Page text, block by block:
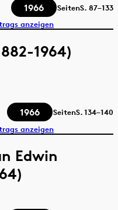
1966 SeitenS. 87–133
anzeigen
1964)
1966 SeitenS.134–140
anzeigen
Edwin